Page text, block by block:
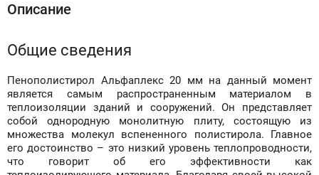
Описание
Общие сведения
Пенополистирол Альфаплекс 20 мм на данный момент
является самым распространенным материалом в
теплоизоляции зданий и сооружений. Он представляет
собой однородную монолитную плиту, состоящую из
множества молекул вспененного полистирола. Главное
его достоинство – это низкий уровень теплопроводности,
что говорит об его эффективности как